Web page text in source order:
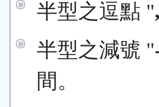
半型之逗點 ",
半型之減號 "
間。